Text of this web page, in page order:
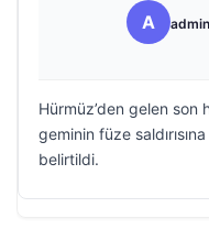
A admin
Hürmüz’den gelen
geminin füze
belirtildi.